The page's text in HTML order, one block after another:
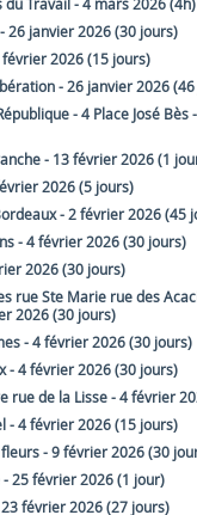
Travail - 4 mars 2026 (4h)
26 janvier 2026 (30 jours)
2026 (15 jours)
- 26 janvier 2026
- 4 Place José
- 13 février 2026 (1
2026 (5 jours)
- 2 février 2026 (45
- 4 février 2026 (30 jours)
2026 (30 jours)
rue Ste Marie rue des
2026 (30 jours)
- 4 février 2026 (30 jours)
- 4 février 2026 (30 jours)
rue de la Lisse - 4 février
- 4 février 2026 (15 jours)
fleurs - 9 février 2026 (30
25 février 2026 (1 jour)
février 2026 (27 jours)